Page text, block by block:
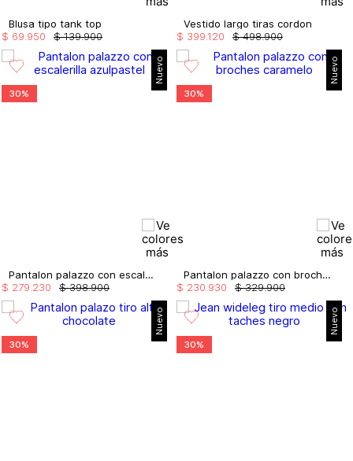
Blusa tipo tank top
$ 139.900
$ 69.950
Vestido largo tiras cordon
$ 498.900
$ 399.120
Nuevo
30%
Pantalon palazzo con escalerilla
$ 398.900
$ 279 230
Nuevo
30%
Pantalon palazzo con broches
$ 329.900
$ 230 930
Nuevo
30%
Nuevo
30%